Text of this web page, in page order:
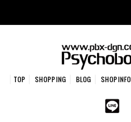
TOP SHOPPING BLOG SHOPINFO